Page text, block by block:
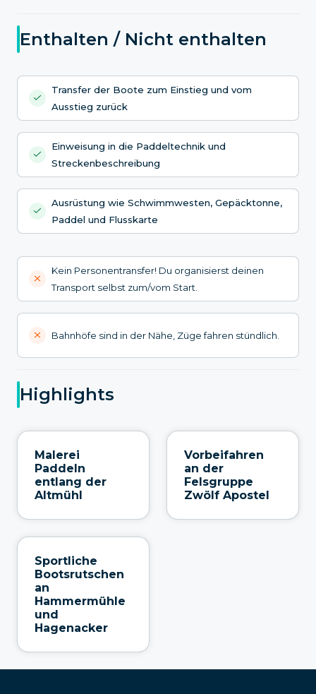
Enthalten / Nicht enthalten
Transfer der Boote zum Einstieg und vom
Ausstieg zurück
Einweisung in die Paddeltechnik und
Streckenbeschreibung
Ausrüstung wie Schwimmwesten, Gepäcktonne,
Paddel und Flusskarte
Kein Personentransfer! Du organisierst deinen
Transport selbst zum/vom Start.
Bahnhöfe sind in der Nähe, Züge fahren stündlich.
Highlights
Malerei
Paddeln
entlang der
Altmühl
Vorbeifahren
an der
Felsgruppe
Zwölf Apostel
Sportliche
Bootsrutschen
an
Hammermühle
und
Hagenacker